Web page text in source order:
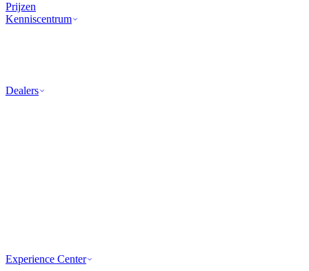
Prijzen
Kenniscentrum
Dealers
Experience Center